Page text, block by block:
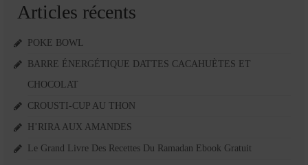
Articles récents
POKE BOWL
BARRE ÉNERGÉTIQUE DATTES CACAHUÈTES ET
CHOCOLAT
CROUSTI-CUP AU THON
H’RIRA AUX AMANDES
Le Grand Livre Des Recettes Du Ramadan Ebook Gratuit